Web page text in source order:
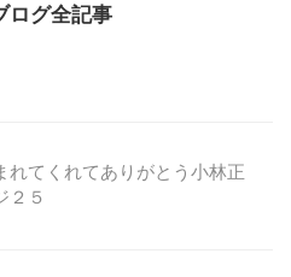
ログ全記事
れてくれてありがとう小林正
２５